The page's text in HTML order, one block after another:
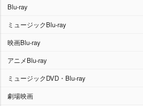
Blu-ray
ミュージックBlu-ray
映画Blu-ray
アニメBlu-ray
ミュージックDVD・Blu-ray
劇場映画